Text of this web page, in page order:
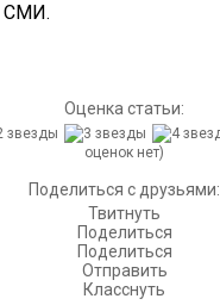
СМИ.
Оценка статьи:
оценок нет)
Поделиться с друзьями:
Твитнуть
Поделиться
Поделиться
Отправить
Класснуть